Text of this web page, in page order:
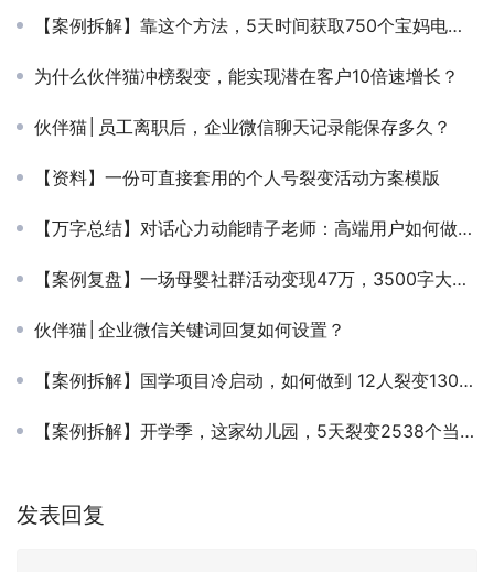
【案例拆解】靠这个方法，5天时间获取750个宝妈电话，精准引流到门店
为什么伙伴猫冲榜裂变，能实现潜在客户10倍速增长？
伙伴猫│员工离职后，企业微信聊天记录能保存多久？
【资料】一份可直接套用的个人号裂变活动方案模版
【万字总结】对话心力动能晴子老师：高端用户如何做到3天裂变1391人？
【案例复盘】一场母婴社群活动变现47万，3500字大白话深度拆解！
伙伴猫│企业微信关键词回复如何设置？
【案例拆解】国学项目冷启动，如何做到 12人裂变1300人，7天变现近百万？
【案例拆解】开学季，这家幼儿园，5天裂变2538个当地宝妈家长
发表回复